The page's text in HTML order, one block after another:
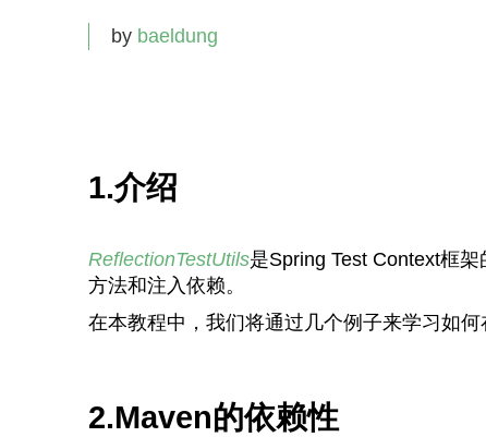
by baeldung
1.介绍
ReflectionTestUtils是Spring Test Context框
方法和注入依赖。
在本教程中，我们将通过几个例子来学习如何
2.Maven的依赖性